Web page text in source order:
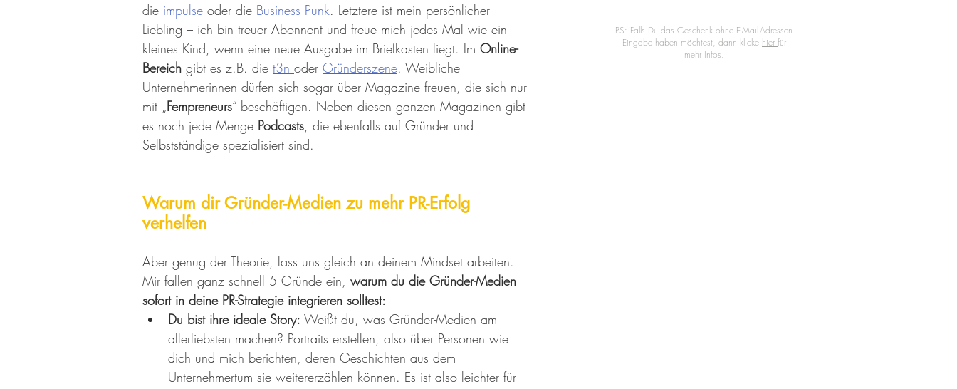
die impulse oder die Business Punk. Letztere ist mein persönlicher
Liebling – ich bin treuer Abonnent und freue mich jedes Mal wie ein
kleines Kind, wenn eine neue Ausgabe im Briefkasten liegt. Im Online-
Bereich gibt es z.B. die t3n oder Gründerszene. Weibliche
Unternehmerinnen dürfen sich sogar über Magazine freuen, die sich nur
mit „Fempreneurs“ beschäftigen. Neben diesen ganzen Magazinen gibt
es noch jede Menge Podcasts, die ebenfalls auf Gründer und
Selbstständige spezialisiert sind.
Warum dir Gründer-Medien zu mehr PR-Erfolg
verhelfen
Aber genug der Theorie, lass uns gleich an deinem Mindset arbeiten.
Mir fallen ganz schnell 5 Gründe ein, warum du die Gründer-Medien
sofort in deine PR-Strategie integrieren solltest:
Du bist ihre ideale Story: Weißt du, was Gründer-Medien am
allerliebsten machen? Portraits erstellen, also über Personen wie
dich und mich berichten, deren Geschichten aus dem
Unternehmertum sie weitererzählen können. Es ist also leichter für
PS: Falls Du das Geschenk ohne E-Mail-Adressen-
Eingabe haben möchtest, dann klicke hier für
mehr Infos.